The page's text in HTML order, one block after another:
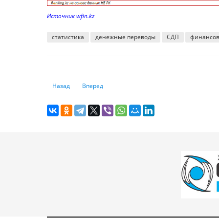
Источник wfin.kz
статистика денежные переводы СДП
Предыдущий: Расходы бюджета Казахстана на оборону
Назад Следующий: Объём услуг по организации
Вперед